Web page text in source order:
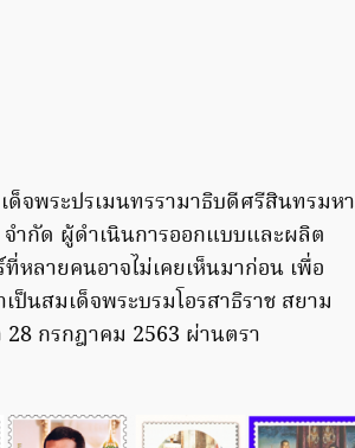
จพระปรเมนทรรามาธิบดีศรีสินทรมหา
ำกัด ผู้ดำเนินการออกแบบและผลิต
ลายคนอาจไม่เคยเห็นมาก่อน เพื่อ
นสมเด็จพระบรมโอรสาธิราช สยาม
กรกฎาคม 2563 ผ่านตรา